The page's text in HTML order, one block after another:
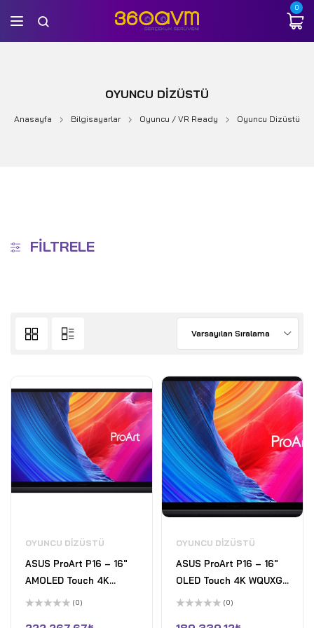
0
OYUNCU DIZÜSTÜ
Anasayfa Bilgisayarlar Oyuncu / VR Ready Oyuncu Dizüstü
FILTRELE
Varsayılan Sıralama
OYUNCU DIZÜSTÜ
ASUS ProArt P16 – 16"
AMOLED Touch 4K
WQUXGA 60Hz Gaming
üzerinden
(0)
OYUNCU DIZÜSTÜ
ASUS ProArt P16 – 16"
OLED Touch 4K WQUXGA
60Hz Dokunmatik
üzerinden
(0)